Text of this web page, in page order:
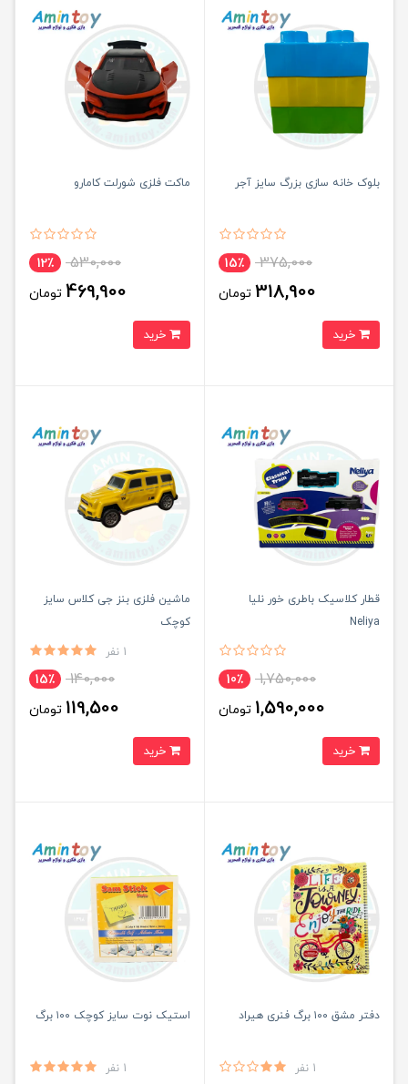
بلوک خانه سازی بزرگ سایز آجر
375,000 15٪
318,900 تومان
ماکت فلزی شورلت کامارو
530,000 12٪
469,900 تومان
قطار کلاسیک باطری خور نلیا
Neliya
1,750,000 10٪
1,590,000 تومان
ماشین فلزی بنز جی کلاس سایز
کوچک
1 نفر
140,000 15٪
119,500 تومان
دفتر مشق ۱۰۰ برگ فنری هیراد
1 نفر
استیک نوت سایز کوچک ۱۰۰ برگ
1 نفر